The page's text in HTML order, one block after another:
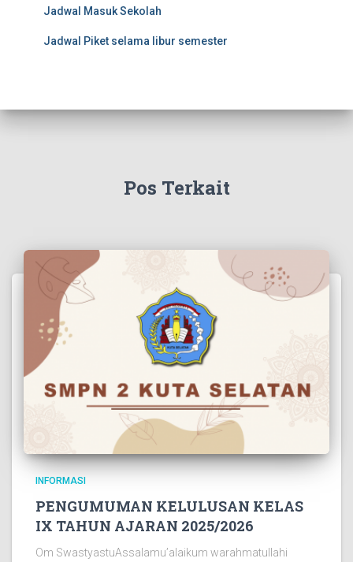
Jadwal Masuk Sekolah
Jadwal Piket selama libur semester
Pos Terkait
INFORMASI
PENGUMUMAN KELULUSAN KELAS
IX TAHUN AJARAN 2025/2026
Om SwastyastuAssalamu’alaikum warahmatullahi